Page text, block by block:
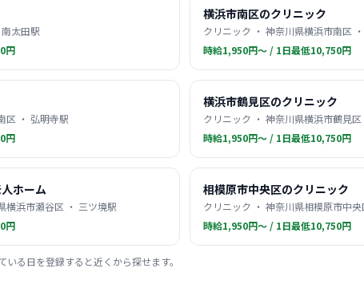
太田駅
円
横浜市南区のクリニック
クリニック ・ 神奈川県横浜市南区
時給1,950円〜 / 1日最低10,750円
区 ・ 弘明寺駅
円
横浜市鶴見区のクリニック
クリニック ・ 神奈川県横浜市鶴見区
時給1,950円〜 / 1日最低10,750円
ホーム
横浜市瀬谷区 ・ 三ツ境駅
円
相模原市中央区のクリニック
クリニック ・ 神奈川県相模原市中
時給1,950円〜 / 1日最低10,750円
る日を登録すると近くから探せます。